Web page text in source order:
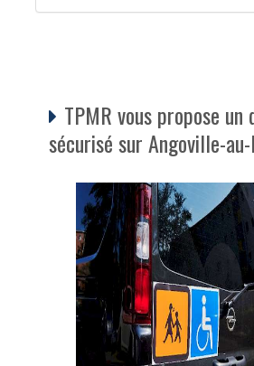
TPMR vous propose un
sécurisé sur Angoville-